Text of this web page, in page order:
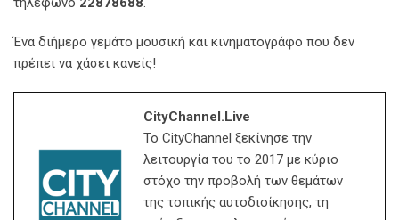
Ένα διήμερο γεμάτο μουσική και κινηματογράφο που δεν
πρέπει να χάσει κανείς!
CityChannel.live
Το CityChannel ξεκίνησε την
λειτουργία του το 2017 με κύριο
στόχο την προβολή των θεμάτων
της τοπικής αυτοδιοίκησης, τη